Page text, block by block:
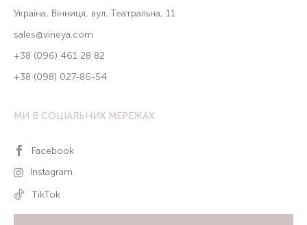
Україна, Вінниця, вул. Театральна, 11
sales@vineya.com
+38 (096) 461 28 82
+38 (098) 027-86-54
МИ В СОЦІАЛЬНИХ МЕРЕЖАХ
Facebook
Instagram
TikTok